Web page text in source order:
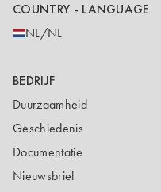
COUNTRY - LANGUAGE
NL/NL
BEDRIJF
Duurzaamheid
Geschiedenis
Documentatie
Nieuwsbrief